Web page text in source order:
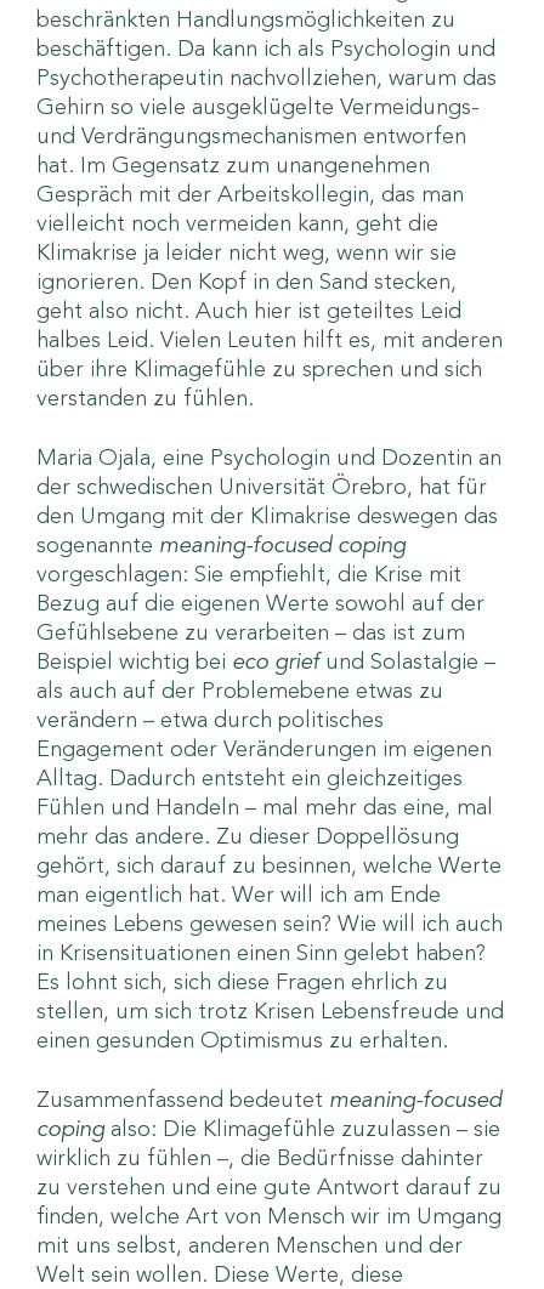
beschränkten Handlungsmöglichkeiten zu
beschäftigen. Da kann ich als Psychologin und
Psychotherapeutin nachvollziehen, warum das
Gehirn so viele ausgeklügelte Vermeidungs-
und Verdrängungsmechanismen entworfen
hat. Im Gegensatz zum unangenehmen
Gespräch mit der Arbeitskollegin, das man
vielleicht noch vermeiden kann, geht die
Klimakrise ja leider nicht weg, wenn wir sie
ignorieren. Den Kopf in den Sand stecken,
geht also nicht. Auch hier ist geteiltes Leid
halbes Leid. Vielen Leuten hilft es, mit anderen
über ihre Klimagefühle zu sprechen und sich
verstanden zu fühlen.
Maria Ojala, eine Psychologin und Dozentin an
der schwedischen Universität Örebro, hat für
den Umgang mit der Klimakrise deswegen das
sogenannte meaning-focused coping
vorgeschlagen: Sie empfiehlt, die Krise mit
Bezug auf die eigenen Werte sowohl auf der
Gefühlsebene zu verarbeiten – das ist zum
Beispiel wichtig bei eco griefund Solastalgie –
als auch auf der Problemebene etwas zu
verändern – etwa durch politisches
Engagement oder Veränderungen im eigenen
Alltag. Dadurch entsteht ein gleichzeitiges
Fühlen und Handeln – mal mehr das eine, mal
mehr das andere. Zu dieser Doppellösung
gehört, sich darauf zu besinnen, welche Werte
man eigentlich hat. Wer will ich am Ende
meines Lebens gewesen sein? Wie will ich auch
in Krisensituationen einen Sinn gelebt haben?
Es lohnt sich, sich diese Fragen ehrlich zu
stellen, um sich trotz Krisen Lebensfreude und
einen gesunden Optimismus zu erhalten.
Zusammenfassend bedeutet meaning-focused
copingalso: Die Klimagefühle zuzulassen – sie
wirklich zu fühlen –, die Bedürfnisse dahinter
zu verstehen und eine gute Antwort darauf zu
finden, welche Art von Mensch wir im Umgang
mit uns selbst, anderen Menschen und der
Welt sein wollen. Diese Werte, diese